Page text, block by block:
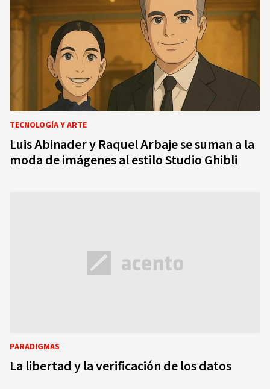
TECNOLOGÍA Y ARTE
Luis Abinader y Raquel Arbaje se suman a la
moda de imágenes al estilo Studio Ghibli
PARADIGMAS
La libertad y la verificación de los datos